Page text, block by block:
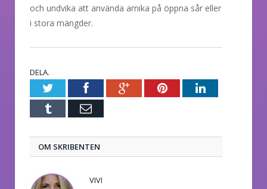
och undvika att använda arnika på öppna sår eller
i stora mängder.
DELA.
TwitterFacebookGoogle+PinterestLinkedIn
Tumblr E-
OM SKRIBENTEN
VIVI